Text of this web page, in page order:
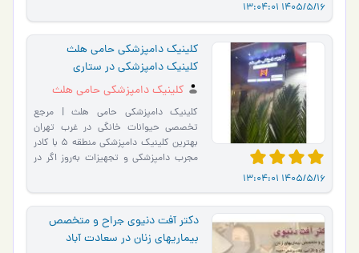
1405/5/16 13:04:01
1405/5/16 13:04:01
کلینیک دامپزشکی حامی هلث
کلینیک دامپزشکی در ستاری
کلینیک دامپزشکی حامی هلث
کلینیک دامپزشکی حامی هلث | مرجع
تخصصی حیوانات خانگی در غرب تهران
بهترین کلینیک دامپزشکی منطقه ۵ با کادر
مجرب دامپزشکی و تجهیزات به‌روز اگر در
دکتر آفت دنیوی جراح و متخصص
بیماریهای زنان در سعادت آباد